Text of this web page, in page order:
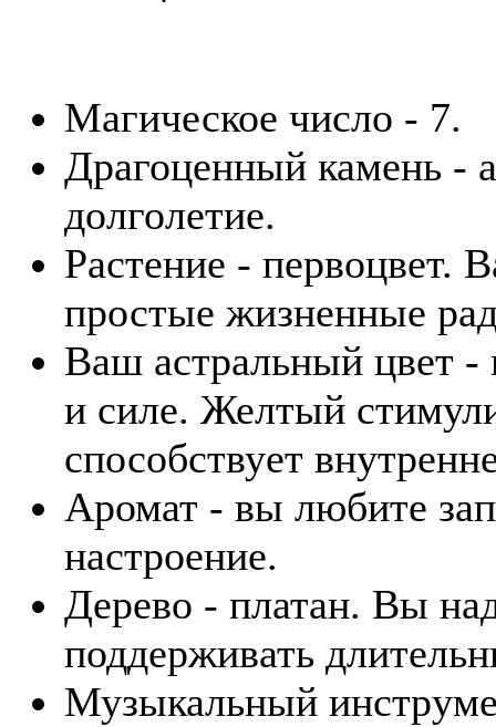
Магическое число - 7.
Драгоценный камень -
долголетие.
Растение - первоцвет.
простые жизненные
Ваш астральный цвет -
и силе. Желтый
способствует
Аромат - вы любите
настроение.
Дерево - платан. Вы
поддерживать
Музыкальный